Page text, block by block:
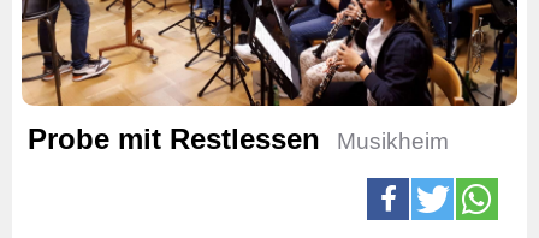
Probe mit Restlessen Musikheim